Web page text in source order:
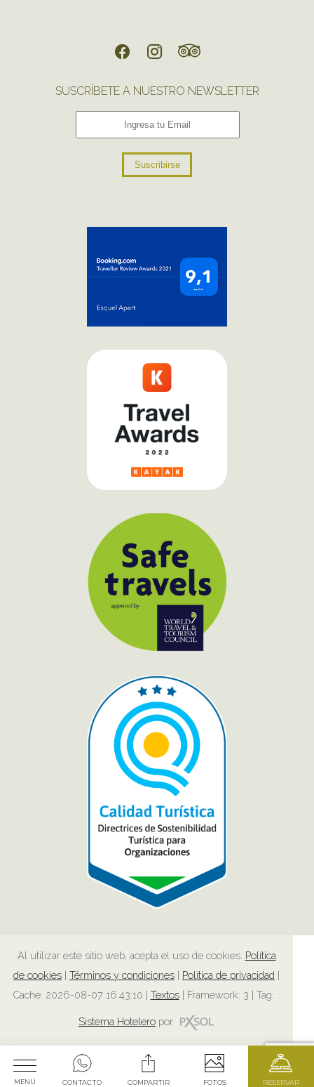
SUSCRÍBETE A NUESTRO NEWSLETTER
Suscribirse
Al utilizar este sitio web, acepta el uso de cookies. Política
de cookies | Términos y condiciones | Política de privacidad |
Cache: 2026-08-07 16:43:10 | Textos| Framework: 3 | Tag:
Sistema Hotelero por
MENÚ CONTACTO COMPARTIR FOTOS RESERVAR